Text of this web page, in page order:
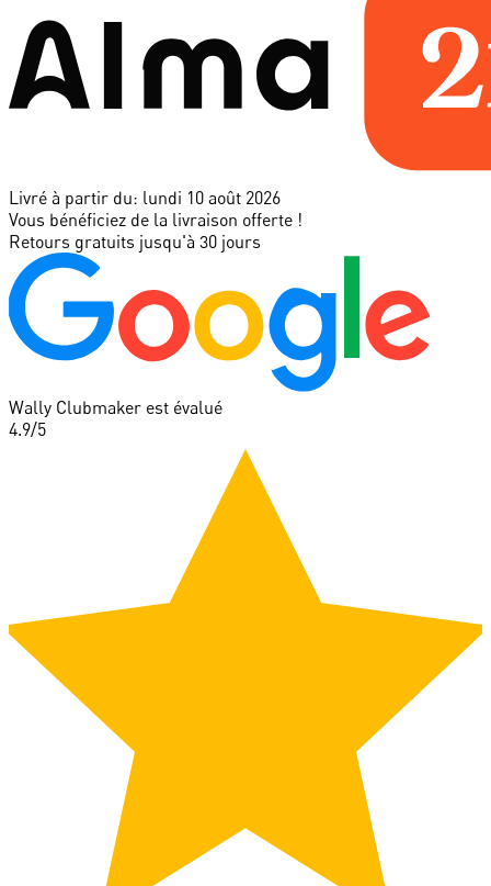
Livré à partir du: lundi 10 août 2026
Vous bénéficiez de la livraison offerte !
Retours gratuits jusqu'à 30 jours
Wally Clubmaker est évalué
4.9/5